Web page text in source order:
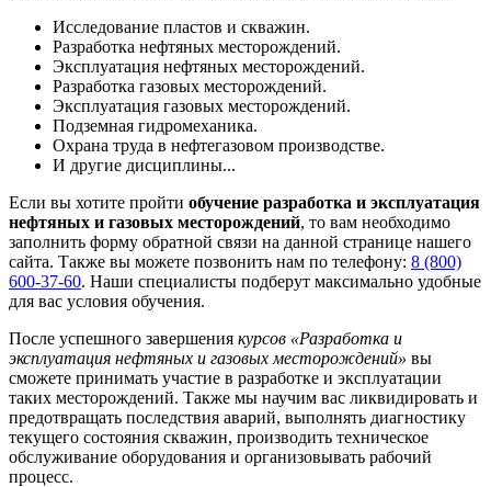
Исследование пластов и скважин.
Разработка нефтяных месторождений.
Эксплуатация нефтяных месторождений.
Разработка газовых месторождений.
Эксплуатация газовых месторождений.
Подземная гидромеханика.
Охрана труда в нефтегазовом производстве.
И другие дисциплины...
Если вы хотите пройти обучение разработка и эксплуатация
нефтяных и газовых месторождений, то вам необходимо
заполнить форму обратной связи на данной странице нашего
сайта. Также вы можете позвонить нам по телефону: 8 (800)
600-37-60. Наши специалисты подберут максимально удобные
для вас условия обучения.
После успешного завершения курсов «Разработка и
эксплуатация нефтяных и газовых месторождений» вы
сможете принимать участие в разработке и эксплуатации
таких месторождений. Также мы научим вас ликвидировать и
предотвращать последствия аварий, выполнять диагностику
текущего состояния скважин, производить техническое
обслуживание оборудования и организовывать рабочий
процесс.